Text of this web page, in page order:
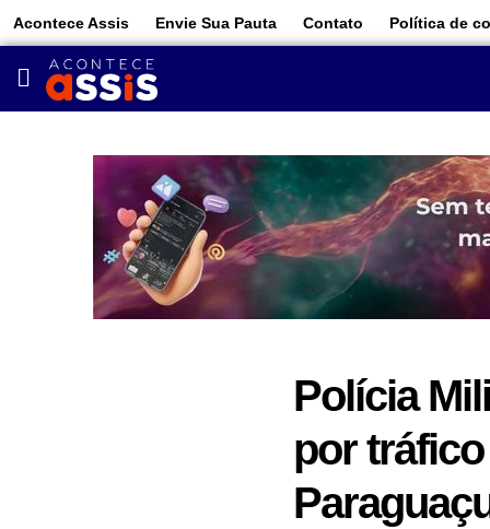
Acontece Assis Envie Sua Pauta Contato Política de
Polícia
por